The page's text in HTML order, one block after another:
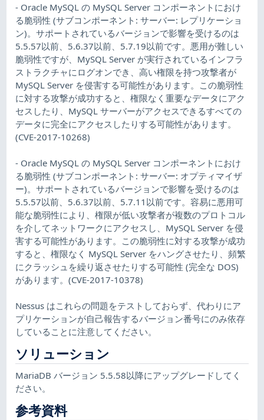
- Oracle MySQL の MySQL Server コンポーネントにおけ
る脆弱性 (サブコンポーネント: サーバー: レプリケーショ
ン)。サポートされているバージョンで影響を受けるのは
5.5.57以前、5.6.37以前、5.7.19以前です。悪用が難しい
脆弱性ですが、MySQL Server が実行されているインフラ
ストラクチャにログオンでき、高い権限を持つ攻撃者が
MySQL Server を侵害する可能性があります。この脆弱性
に対する攻撃が成功すると、権限なく重要なデータにアク
セスしたり、MySQL サーバーがアクセスできるすべての
データに完全にアクセスしたりする可能性があります。
(CVE-2017-10268)
- Oracle MySQL の MySQL Server コンポーネントにおけ
る脆弱性 (サブコンポーネント: サーバー: オプティマイザ
ー)。サポートされているバージョンで影響を受けるのは
5.5.57以前、5.6.37以前、5.7.11以前です。容易に悪用可
能な脆弱性により、権限が低い攻撃者が複数のプロトコル
を介してネットワークにアクセスし、MySQL Server を侵
害する可能性があります。この脆弱性に対する攻撃が成功
すると、権限なく MySQL Server をハングさせたり、頻繁
にクラッシュを繰り返させたりする可能性 (完全な DOS)
があります。(CVE-2017-10378)
Nessus はこれらの問題をテストしておらず、代わりにア
プリケーションが自己報告するバージョン番号にのみ依存
していることに注意してください。
ソリューション
MariaDB バージョン 5.5.58以降にアップグレードしてく
ださい。
参考資料